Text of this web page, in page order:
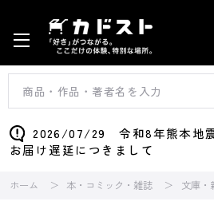
2026/07/29 令和8年熊本地
お届け遅延につきまして
ホーム 本・コミック・雑誌 文庫・